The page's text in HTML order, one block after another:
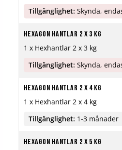
Tillgänglighet: Skynda,
Hexagon Hantlar 2 x 3 kg
1 x Hexhantlar 2 x 3 kg
Tillgänglighet: Skynda,
Hexagon Hantlar 2 x 4 kg
1 x Hexhantlar 2 x 4 kg
Tillgänglighet: 1-3 månader
Hexagon Hantlar 2 x 5 kg